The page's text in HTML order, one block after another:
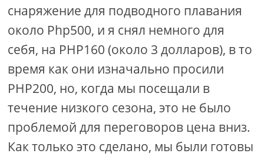
снаряжение для подводного плавания
около Php500, и я снял немного для
себя, на PHP160 (около 3 долларов), в то
время как они изначально просили
PHP200, но, когда мы посещали в
течение низкого сезона, это не было
проблемой для переговоров цена вниз.
Как только это сделано, мы были готовы